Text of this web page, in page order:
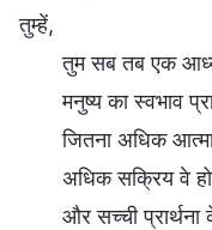
तुम्हें,
तुम सब तब एक
मनुष्य का स्वभाव
जितना अधिक
अधिक सक्रिय वे
और सच्ची